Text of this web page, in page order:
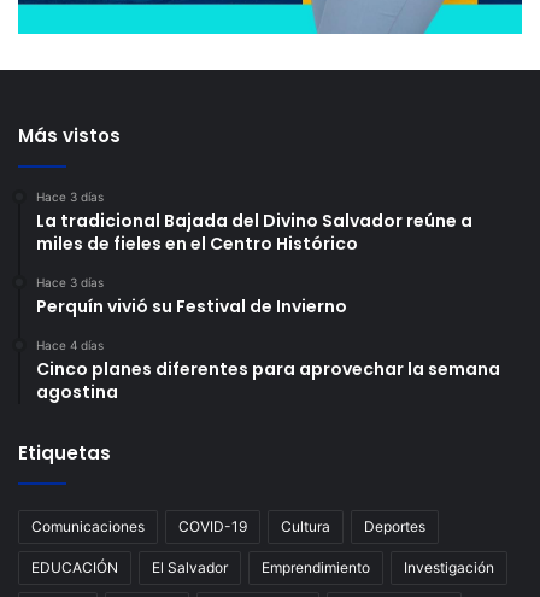
Más vistos
Hace 3 días
La tradicional Bajada del Divino Salvador reúne a
miles de fieles en el Centro Histórico
Hace 3 días
Perquín vivió su Festival de Invierno
Hace 4 días
Cinco planes diferentes para aprovechar la semana
agostina
Etiquetas
Comunicaciones COVID-19 Cultura Deportes
EDUCACIÓN El Salvador Emprendimiento Investigación